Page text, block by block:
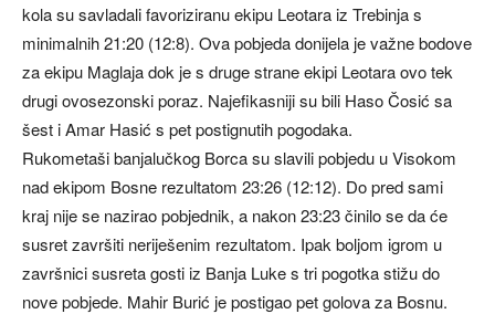
kola su savladali favoriziranu ekipu Leotara iz Trebinja s
minimalnih 21:20 (12:8). Ova pobjeda donijela je važne bodove
za ekipu Maglaja dok je s druge strane ekipi Leotara ovo tek
drugi ovosezonski poraz. Najefikasniji su bili Haso Čosić sa
šest i Amar Hasić s pet postignutih pogodaka.
Rukometaši banjalučkog Borca su slavili pobjedu u Visokom
nad ekipom Bosne rezultatom 23:26 (12:12). Do pred sami
kraj nije se nazirao pobjednik, a nakon 23:23 činilo se da će
susret završiti neriješenim rezultatom. Ipak boljom igrom u
završnici susreta gosti iz Banja Luke s tri pogotka stižu do
nove pobjede. Mahir Burić je postigao pet golova za Bosnu.